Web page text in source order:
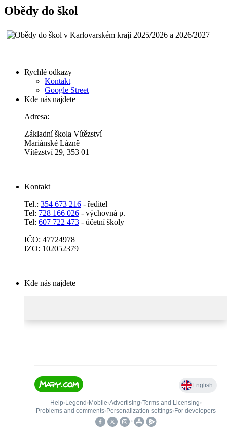
Obědy do škol
Rychlé odkazy
Kontakt
Google Street
Kde nás najdete
Adresa:
Základní škola Vítězství
Mariánské Lázně
Vítězství 29, 353 01
Kontakt
Tel.: 354 673 216 - ředitel
Tel: 728 166 026 - výchovná p.
Tel: 607 722 473 - účetní školy
IČO: 47724978
IZO: 102052379
Kde nás najdete